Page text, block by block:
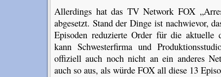
Allerdings hat das TV Network FOX
abgesetzt. Stand der Dinge ist nachwievor,
Episoden reduzierte Order für die aktuelle
kann Schwesterfirma und
offiziell auch noch nicht an ein anderes
auch so aus, als würde FOX all diese 13